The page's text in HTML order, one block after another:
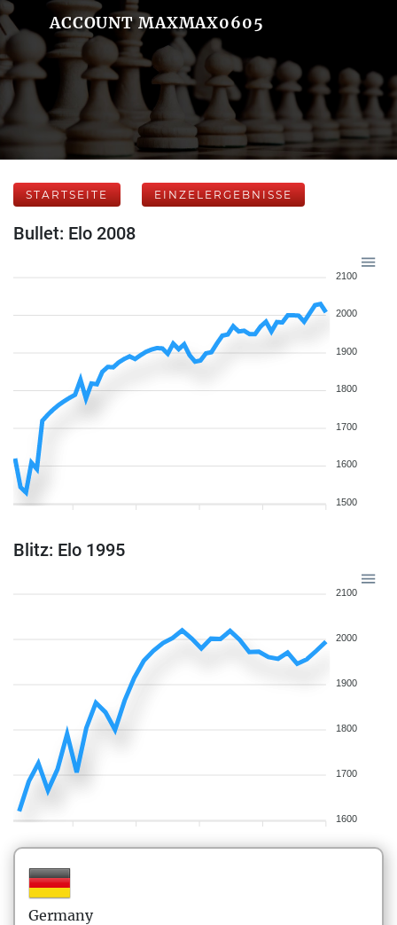
ACCOUNT MAXMAX0605
STARTSEITE EINZELERGEBNISSE
Bullet: Elo 2008
2100
2000
1900
1800
1700
1600
1500
Blitz: Elo 1995
2100
2000
1900
1800
1700
1600
Germany